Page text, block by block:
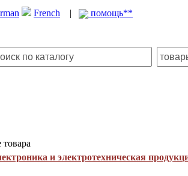
French | помощь**
и электротехническая